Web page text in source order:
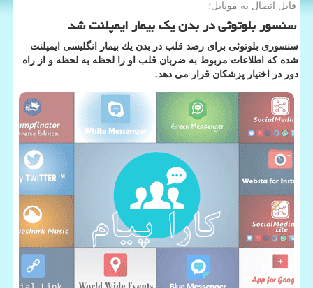
قابل اتصال به موبایل؛
سنسور بلوتوثی در بدن یك بیمار ایمپلنت شد
سنسوری بلوتوثی برای رصد قلب در بدن یك بیمار انگلیسی ایمپلنت
شده كه اطلاعات مربوط به ضربان قلب او را لحظه به لحظه و از راه
دور در اختیار پزشكان قرار می دهد.